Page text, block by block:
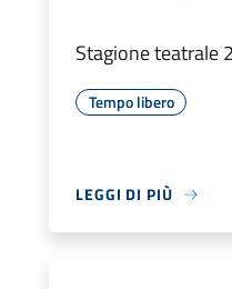
Stagione teatrale
Tempo libero
LEGGI DI PIÙ